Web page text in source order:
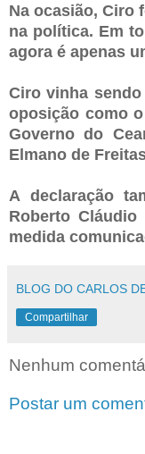
Na ocasião, Ciro
na política. Em
agora é apenas
Ciro vinha
oposição como
Governo do
Elmano de
A declaração
Roberto
medida
BLOG DO CARLOS
Compartilhar
Nenhum
Postar um